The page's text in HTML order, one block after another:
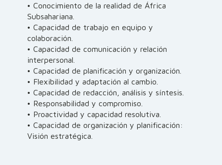
• Conocimiento de la realidad de África
Subsahariana.
• Capacidad de trabajo en equipo y
colaboración.
• Capacidad de comunicación y relación
interpersonal.
• Capacidad de planificación y organización.
• Flexibilidad y adaptación al cambio.
• Capacidad de redacción, análisis y síntesis.
• Responsabilidad y compromiso.
• Proactividad y capacidad resolutiva.
• Capacidad de organización y planificación:
Visión estratégica.